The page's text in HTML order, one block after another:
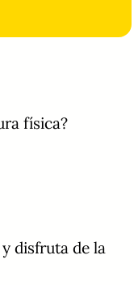
física?
disfruta de la